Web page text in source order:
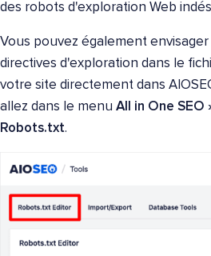
des robots d'exploration Web
Vous pouvez également
directives d'exploration dans le
votre site directement dans
allez dans le menu All in One SEO
Robots.txt.